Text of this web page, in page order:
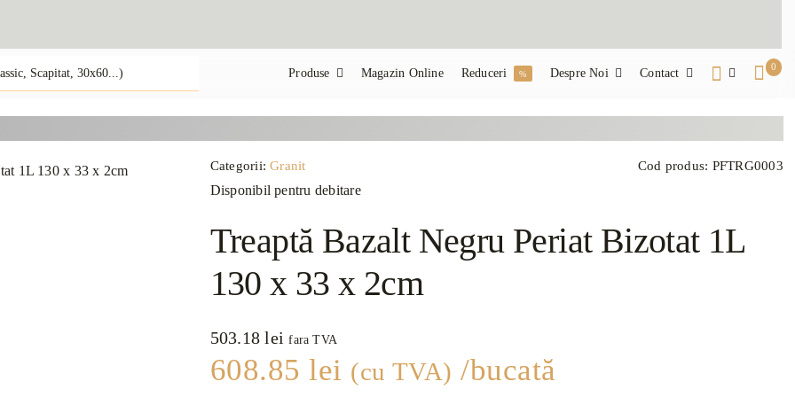
Produse Magazin Online Reduceri % Despre Noi Contact 0
Categorii:Granit Cod produs: PFTRG0003
Disponibil pentru debitare
Treaptă Bazalt Negru Periat Bizotat 1L
130 x 33 x 2cm
503.18lei fara TVA
608.85lei (cu TVA) /bucată